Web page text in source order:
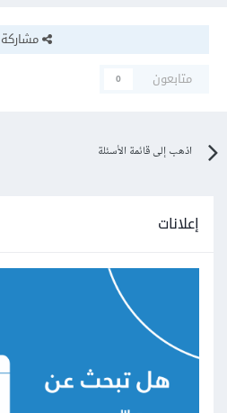
مشاركة
متابعون
0
اذهب إلى قائمة الأسئلة
إعلانات